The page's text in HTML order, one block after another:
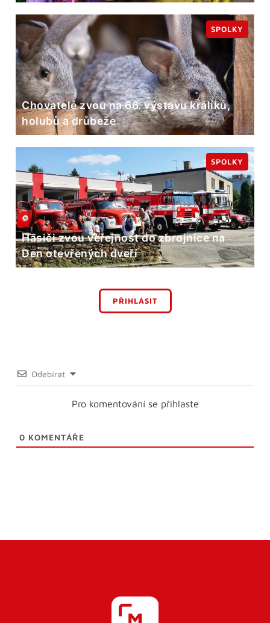
Chovatelé zvou na 66. výstavu králíků,
holubů a drůbeže
SPOLKY
Hasiči zvou veřejnost do zbrojnice na
Den otevřených dveří
SPOLKY
PŘIHLÁSIT
Odebírat
Pro komentování se přihlaste
0 KOMENTÁŘE